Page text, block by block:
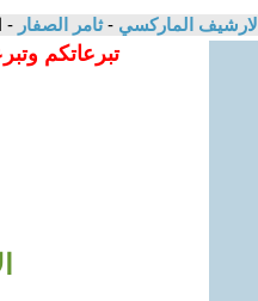
الارشيف الماركسي -ثامر الصفار -
تبرعاتكم